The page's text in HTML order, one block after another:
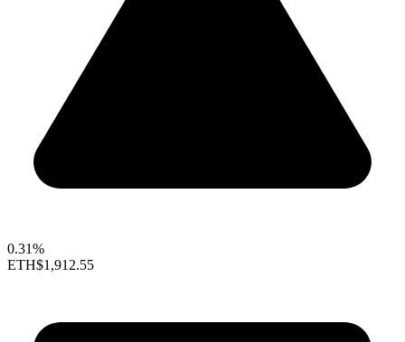
0.31%
ETH$1,912.55